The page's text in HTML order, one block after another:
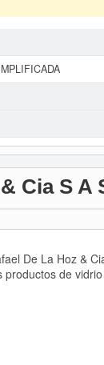
Cia S A
De La Hoz &
de